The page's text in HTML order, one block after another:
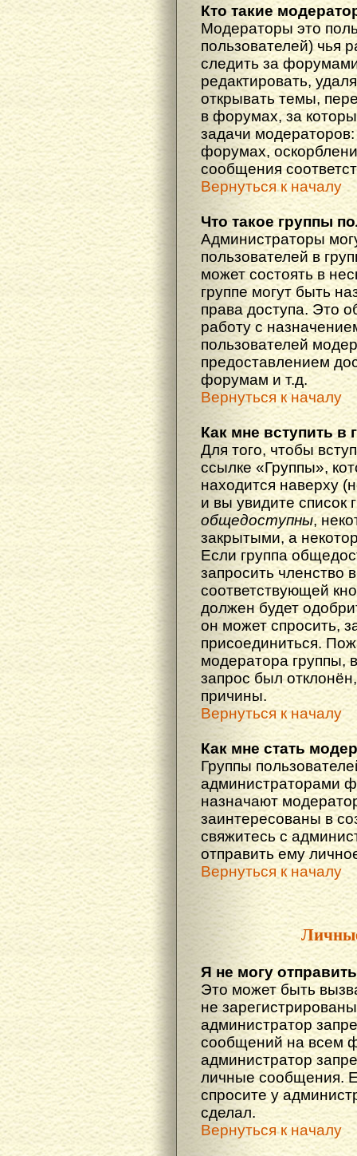
Кто такие
Модераторы это
пользователей) чья
следить за
редактировать,
открывать темы,
в форумах, за
задачи
форумах,
сообщения
Вернуться к началу
Что такое группы
Администраторы
пользователей в
может состоять в
группе могут быть
права доступа. Это
работу с
пользователей
предоставлением
форумам и т.д.
Вернуться к началу
Как мне вступить в
Для того, чтобы
ссылке «Группы»,
находится наверху
и вы увидите список
общедоступны,
закрытыми, а
Если группа
запросить членство
соответствующей
должен будет
он может спросить,
присоединиться.
модератора группы,
запрос был
причины.
Вернуться к началу
Как мне стать
Группы
администраторами
назначают
заинтересованы в
свяжитесь с
отправить ему
Вернуться к началу
Я не могу
Это может быть
не
администратор
сообщений на всем
администратор
личные сообщения.
спросите у
сделал.
Вернуться к началу